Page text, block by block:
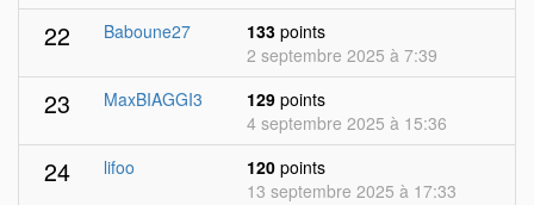
22 Baboune27 133 points
2 septembre 2025 à 7:39
23 MaxBIAGGI3 129 points
4 septembre 2025 à 15:36
24 lifoo 120 points
13 septembre 2025 à 17:33